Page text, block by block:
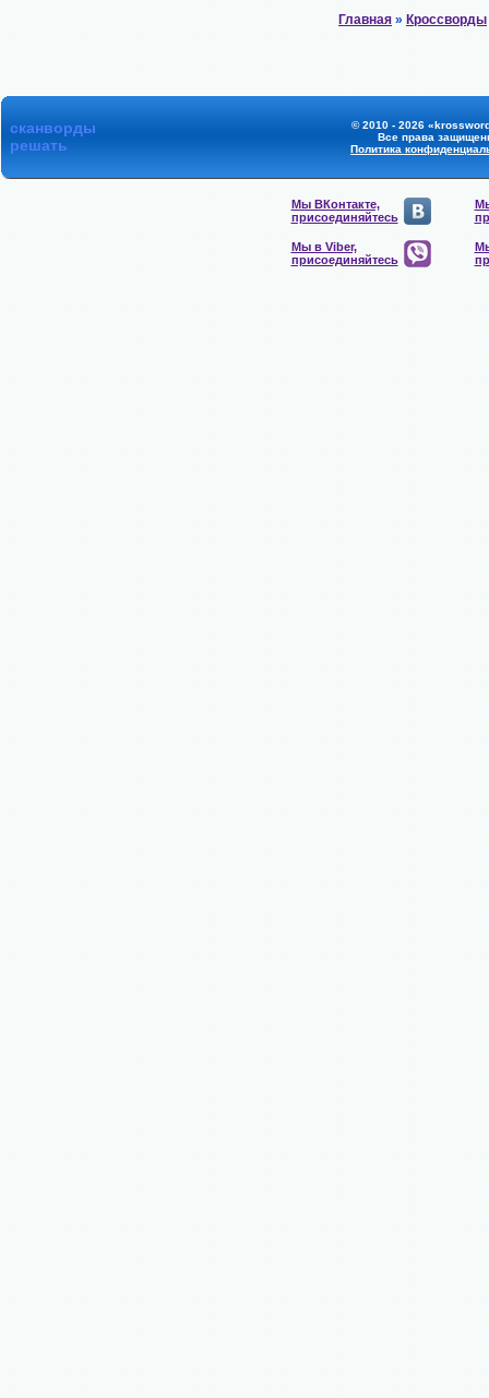
Главная » Кроссворды
сканворды
решать
© 2010 - 2026
Все права
Политика
Мы ВКонтакте,
присоединяйтесь
Мы в Viber,
присоединяйтесь